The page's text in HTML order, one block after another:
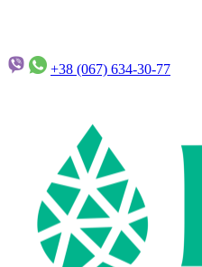
+38 (067) 634-30-77